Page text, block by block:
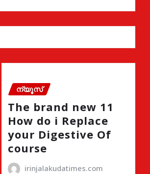
ന്യൂസ്
The brand new 11
How do i Replace
your Digestive Of
course
irinjalakudatimes.com